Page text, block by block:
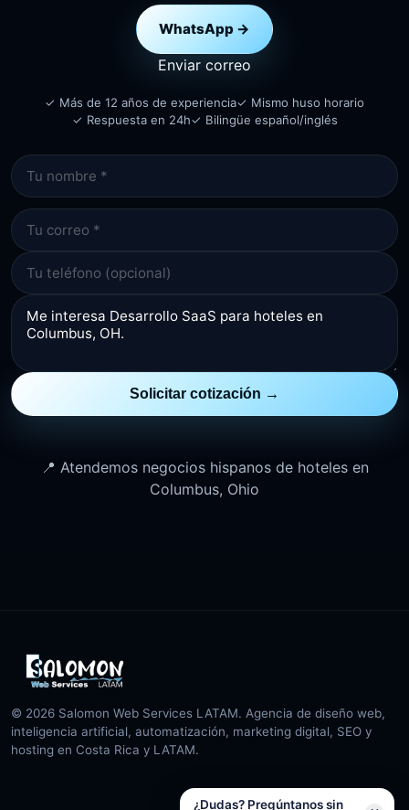
WhatsApp →
Enviar correo
✓ Más de 12 años de experiencia✓ Mismo huso horario
✓ Respuesta en 24h✓ Bilingüe español/inglés
Solicitar cotización →
📍 Atendemos negocios hispanos de hoteles en
Columbus, Ohio
© 2026 Salomon Web Services LATAM. Agencia de diseño web,
inteligencia artificial, automatización, marketing digital, SEO y
hosting en Costa Rica y LATAM.
¿Dudas? Pregúntanos sin